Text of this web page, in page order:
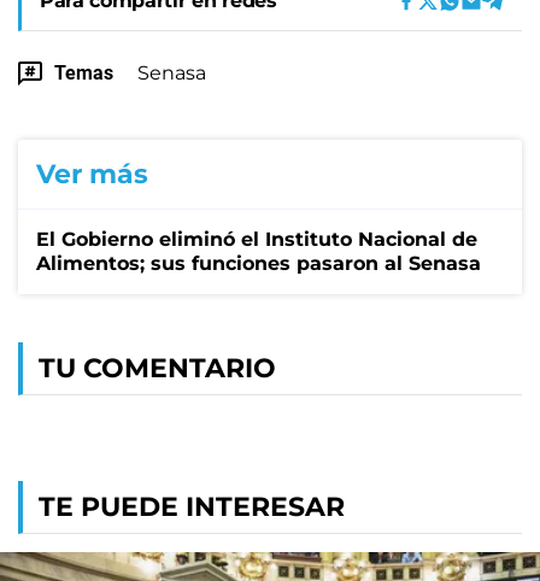
Temas Senasa
Ver más
El Gobierno eliminó el Instituto Nacional de
Alimentos; sus funciones pasaron al Senasa
TU COMENTARIO
TE PUEDE INTERESAR